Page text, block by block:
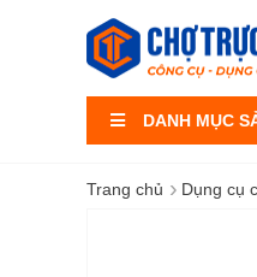
DANH MỤC
Trang chủ › Dụng cụ